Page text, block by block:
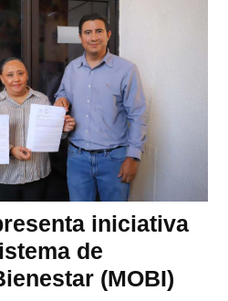
iniciativa
de
(MOBI)